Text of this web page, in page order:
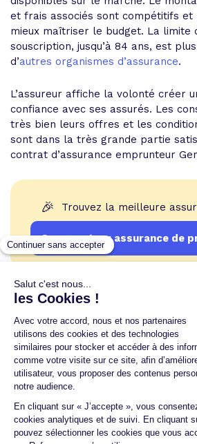
et frais associés sont compétitifs
mieux maîtriser le budget. La limite
souscription, jusqu’à 84 ans, est
d’autres organismes d’assurance.
L’assureur affiche la volonté créer
confiance avec ses assurés. Les
très bien leurs offres et les
sont dans la très grande partie
contrat d’assurance emprunteur
🎉 Trouvez la meilleure
Comparateur assurance de
Un crédit vous engage et doit
Vérifiez vos capacités de
vous engager.
Aucun versement, de quelque
peut être exigé d'un particulier
d'un ou plusieurs prêts